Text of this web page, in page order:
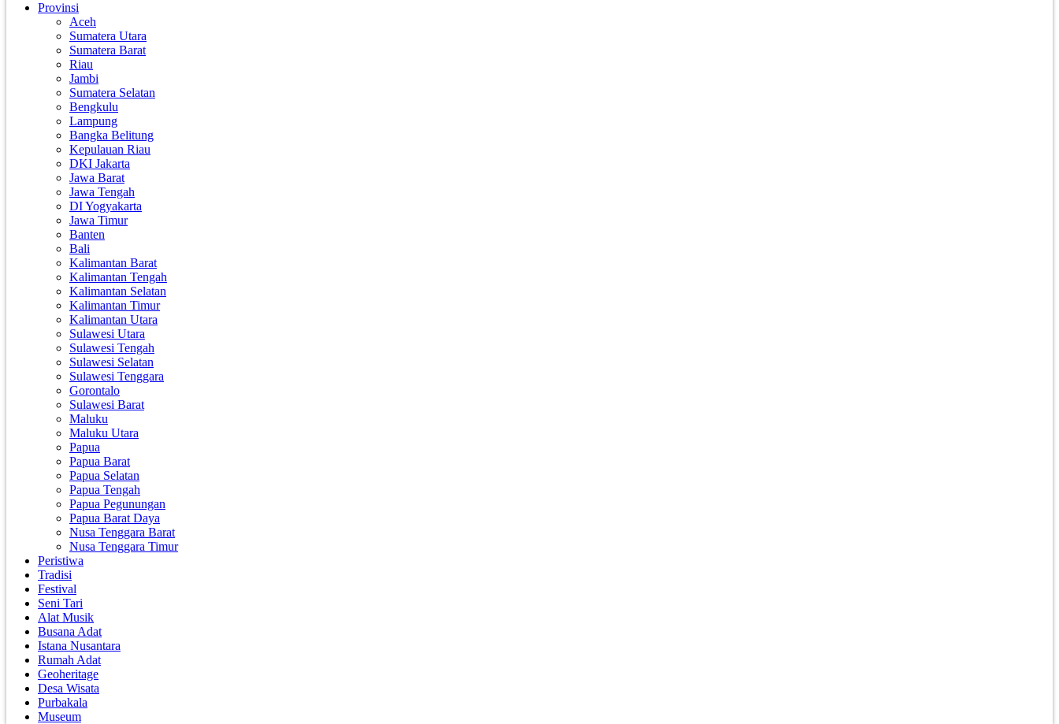
Provinsi
Aceh
Sumatera Utara
Sumatera Barat
Riau
Jambi
Sumatera Selatan
Bengkulu
Lampung
Bangka Belitung
Kepulauan Riau
DKI Jakarta
Jawa Barat
Jawa Tengah
DI Yogyakarta
Jawa Timur
Banten
Bali
Kalimantan Barat
Kalimantan Tengah
Kalimantan Selatan
Kalimantan Timur
Kalimantan Utara
Sulawesi Utara
Sulawesi Tengah
Sulawesi Selatan
Sulawesi Tenggara
Gorontalo
Sulawesi Barat
Maluku
Maluku Utara
Papua
Papua Barat
Papua Selatan
Papua Tengah
Papua Pegunungan
Papua Barat Daya
Nusa Tenggara Barat
Nusa Tenggara Timur
Peristiwa
Tradisi
Festival
Seni Tari
Alat Musik
Busana Adat
Istana Nusantara
Rumah Adat
Geoheritage
Desa Wisata
Purbakala
Museum